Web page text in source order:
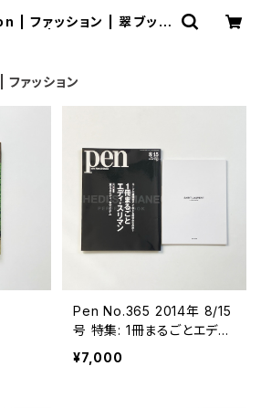
| ファッション | 翠ブック
ァッション
Pen No.365 2014年 8/15
号 特集: 1冊まるごとエデ
ィ・スリマン (別冊付属)
¥7,000